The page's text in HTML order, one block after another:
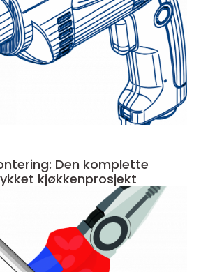
Den komplette
kjøkkenprosjekt